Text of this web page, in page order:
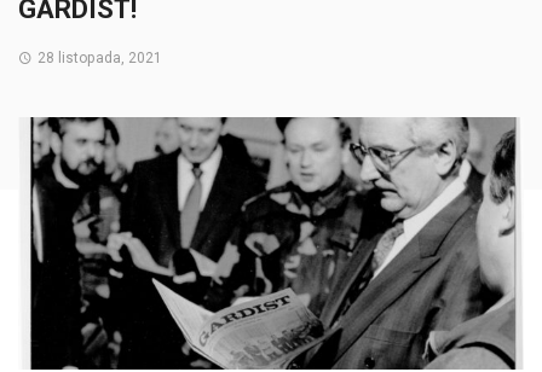
GARDIST!
28 listopada, 2021